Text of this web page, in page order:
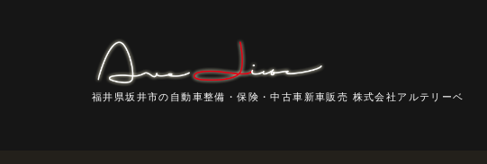
福井県坂井市の自動車整備・保険・中古車新車販売 株式会社アルテリーベ